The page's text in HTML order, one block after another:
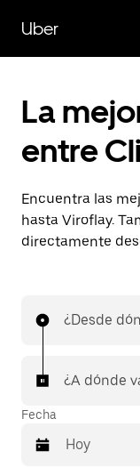
contenido
principal
Uber
La
entre
Encuentra las
hasta Viroflay.
directamente
¿Desde
¿A dónde
Fecha